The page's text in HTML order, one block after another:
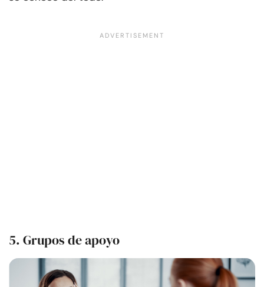
5. Grupos de apoyo